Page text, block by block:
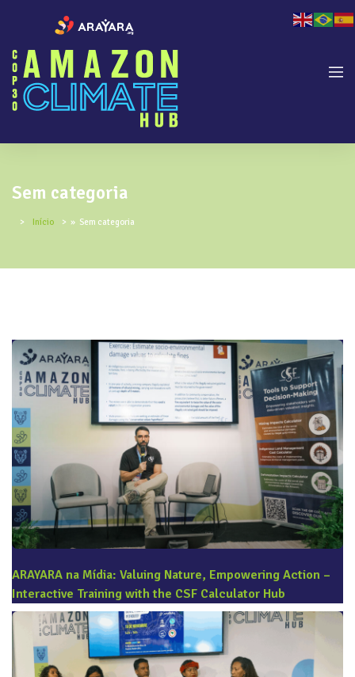
Sem categoria
Início » Sem categoria
ARAYARA na Mídia: Valuing Nature, Empowering Action –
Interactive Training with the CSF Calculator Hub